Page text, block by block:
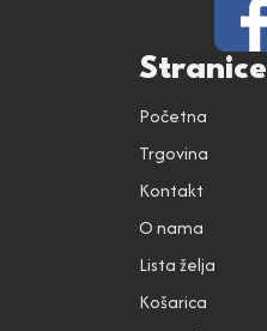
Stranice
Početna
Trgovina
Kontakt
O nama
Lista želja
Košarica